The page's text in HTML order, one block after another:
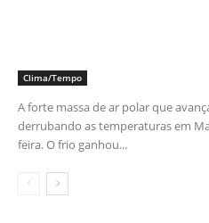
Clima/Tempo
A forte massa de ar polar que
derrubando as temperaturas em
feira. O frio ganhou...